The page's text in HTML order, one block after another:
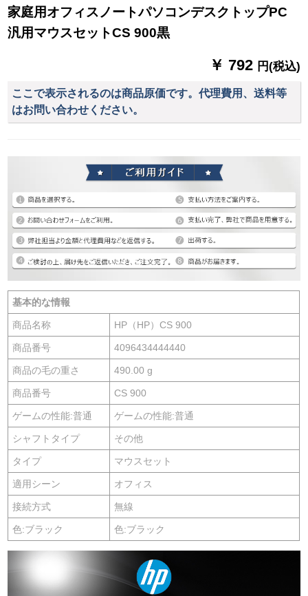
家庭用オフィスノートパソコンデスクトップPC
汎用マウスセットCS 900黒
￥ 792 円(税込)
ここで表示されるのは商品原価です。代理費用、送料等
はお問い合わせください。
基本的な情報
商品名称 HP（HP）CS 900
商品番号 4096434444440
商品の毛の重さ 490.00 g
商品番号 CS 900
ゲームの性能:普通 ゲームの性能:普通
シャフトタイプ その他
タイプ マウスセット
適用シーン オフィス
接続方式 無線
色:ブラック 色:ブラック